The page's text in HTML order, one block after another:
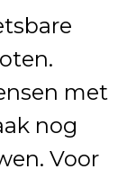
met
nog
Voor